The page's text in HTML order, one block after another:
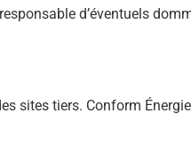
d’éventuels
sites tiers. Conform